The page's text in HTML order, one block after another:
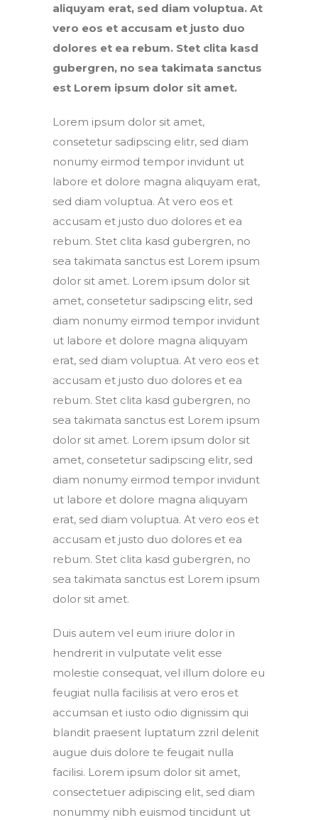
aliquyam erat, sed diam voluptua. At
vero eos et accusam et justo duo
dolores et ea rebum. Stet clita kasd
gubergren, no sea takimata sanctus
est Lorem ipsum dolor sit amet.
Lorem ipsum dolor sit amet,
consetetur sadipscing elitr, sed diam
nonumy eirmod tempor invidunt ut
labore et dolore magna aliquyam erat,
sed diam voluptua. At vero eos et
accusam et justo duo dolores et ea
rebum. Stet clita kasd gubergren, no
sea takimata sanctus est Lorem ipsum
dolor sit amet. Lorem ipsum dolor sit
amet, consetetur sadipscing elitr, sed
diam nonumy eirmod tempor invidunt
ut labore et dolore magna aliquyam
erat, sed diam voluptua. At vero eos et
accusam et justo duo dolores et ea
rebum. Stet clita kasd gubergren, no
sea takimata sanctus est Lorem ipsum
dolor sit amet. Lorem ipsum dolor sit
amet, consetetur sadipscing elitr, sed
diam nonumy eirmod tempor invidunt
ut labore et dolore magna aliquyam
erat, sed diam voluptua. At vero eos et
accusam et justo duo dolores et ea
rebum. Stet clita kasd gubergren, no
sea takimata sanctus est Lorem ipsum
dolor sit amet.
Duis autem vel eum iriure dolor in
hendrerit in vulputate velit esse
molestie consequat, vel illum dolore eu
feugiat nulla facilisis at vero eros et
accumsan et iusto odio dignissim qui
blandit praesent luptatum zzril delenit
augue duis dolore te feugait nulla
facilisi. Lorem ipsum dolor sit amet,
consectetuer adipiscing elit, sed diam
nonummy nibh euismod tincidunt ut